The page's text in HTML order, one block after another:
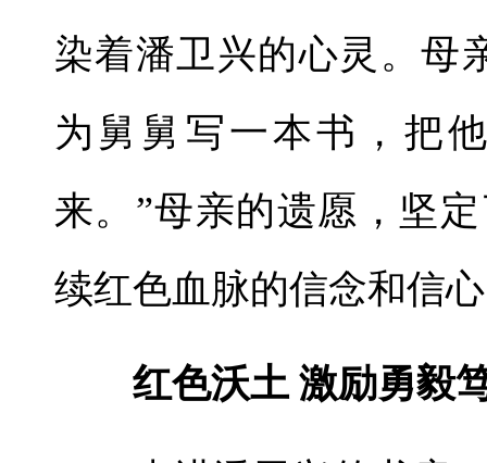
染着潘卫兴的心灵。母
为舅舅写一本书，把
来。”母亲的遗愿，坚
续红色血脉的信念和信
红色沃土 激励勇毅